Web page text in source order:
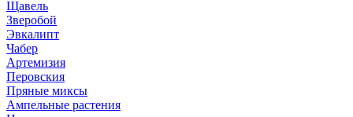
Щавель
Зверобой
Эвкалипт
Чабер
Артемизия
Перовския
Пряные миксы
Ампельные растения